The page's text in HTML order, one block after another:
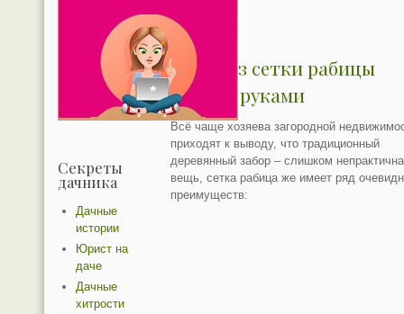
Забор из сетки рабицы
своими руками
Всё чаще хозяева загородной
приходят к выводу, что традиционный
деревянный забор – слишком
вещь, сетка рабица же имеет ряд
преимуществ:
Секреты
дачника
Дачные
истории
Юрист на
даче
Дачные
хитрости